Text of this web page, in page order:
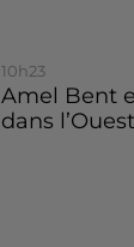
10h23
Amel Bent
dans l’Ouest